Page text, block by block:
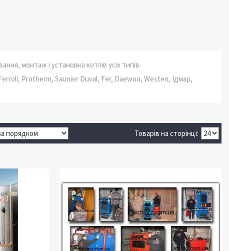
монтаж і установка котлів усіх типів.
Protherm, Saunier Duval, Fer, Daewoo, Westen, Ідмар,